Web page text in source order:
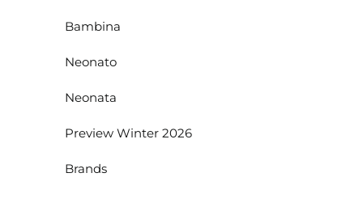
Bambina
Neonato
Neonata
Preview Winter 2026
Brands